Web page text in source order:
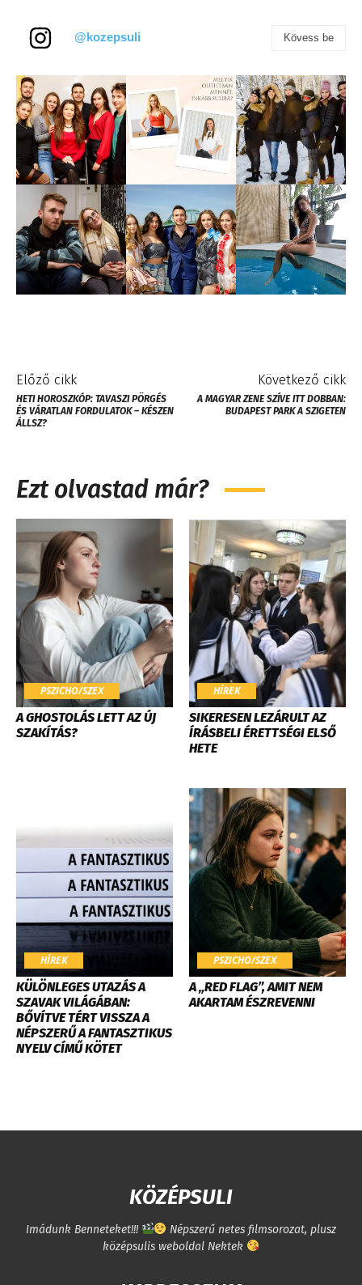
@kozepsuli Kövess be
Előző cikk
HETI HOROSZKÓP: TAVASZI PÖRGÉS
ÉS VÁRATLAN FORDULATOK – KÉSZEN
ÁLLSZ?
Következő cikk
A MAGYAR ZENE SZÍVE ITT DOBBAN:
BUDAPEST PARK A SZIGETEN
Ezt olvastad már?
PSZICHO/SZEX
A GHOSTOLÁS LETT AZ ÚJ
SZAKÍTÁS?
HÍREK
SIKERESEN LEZÁRULT AZ
ÍRÁSBELI ÉRETTSÉGI ELSŐ
HETE
HÍREK
KÜLÖNLEGES UTAZÁS A
SZAVAK VILÁGÁBAN:
BŐVÍTVE TÉRT VISSZA A
NÉPSZERŰ A FANTASZTIKUS
NYELV CÍMŰ KÖTET
PSZICHO/SZEX
A „RED FLAG”, AMIT NEM
AKARTAM ÉSZREVENNI
KÖZÉPSULI
Imádunk Benneteket!!!
Népszerű netes filmsorozat, plusz
középsulis weboldal Nektek